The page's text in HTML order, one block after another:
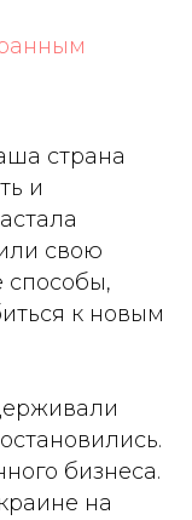
страна
и
свою
к новым
бизнеса.
на